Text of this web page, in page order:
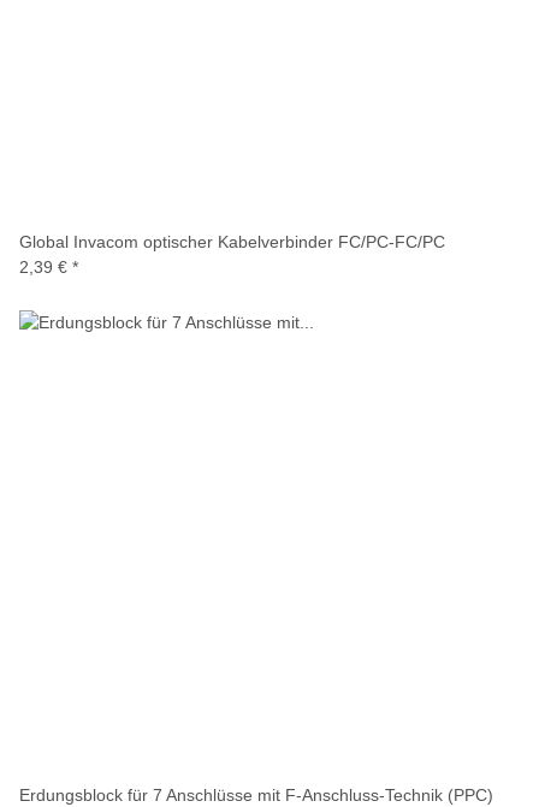
Global Invacom optischer Kabelverbinder FC/PC-FC/PC
2,39 € *
Erdungsblock für 7 Anschlüsse mit F-Anschluss-Technik (PPC)